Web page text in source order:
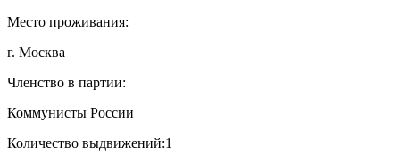
Место проживания:
г. Москва
Членство в партии:
Коммунисты России
Количество выдвижений:1